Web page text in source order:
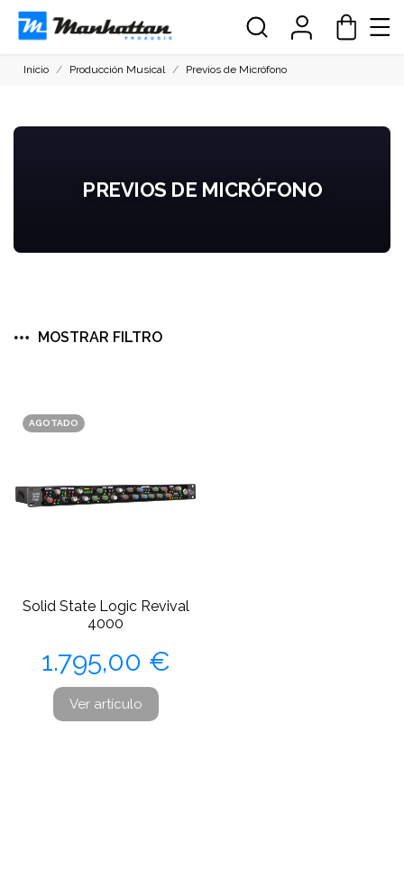
Inicio Producción Musical Previos de Micrófono
PREVIOS DE MICRÓFONO
MOSTRAR FILTRO
AGOTADO
Solid State Logic Revival
4000
Precio
1.795,00 €
Ver artículo